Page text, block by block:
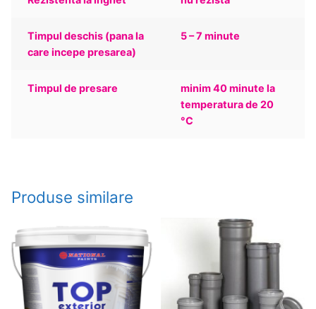
Timpul deschis (pana la
care incepe presarea)
5 – 7 minute
Timpul de presare
minim 40 minute la
temperatura de 20
°C
Produse similare